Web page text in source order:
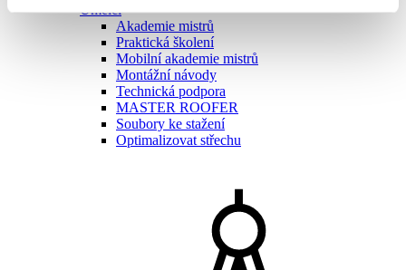
Umělci
Akademie mistrů
Praktická školení
Mobilní akademie mistrů
Montážní návody
Technická podpora
MASTER ROOFER
Soubory ke stažení
Optimalizovat střechu